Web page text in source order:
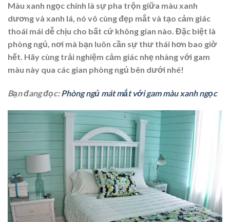
Màu xanh ngọc chính là sự pha trộn giữa màu xanh
dương và xanh lá, nó vô cùng đẹp mắt và tạo cảm giác
thoái mái dễ chịu cho bất cứ không gian nào. Đặc biệt là
phòng ngủ, nơi mà bạn luôn cần sự thư thái hơn bao giờ
hết. Hãy cùng trải nghiệm cảm giác nhẹ nhàng với gam
màu này qua các gian phòng ngủ bên dưới nhé!
Bạn đang đọc:Phòng ngủ mát mắt với gam màu xanh ngọc